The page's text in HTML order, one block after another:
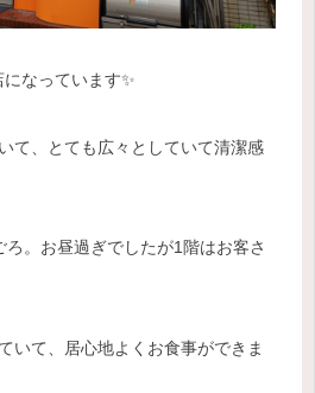
なっています✨
て、とても広々としていて清潔感
。お昼過ぎでしたが1階はお客さ
いて、居心地よくお食事ができま